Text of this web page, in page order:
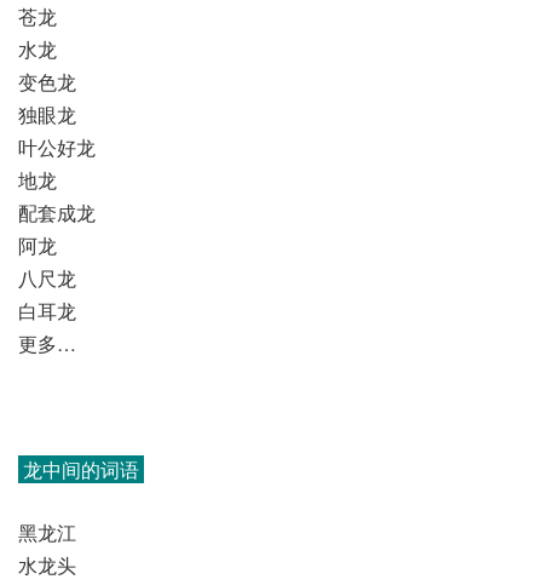
苍龙
水龙
变色龙
独眼龙
叶公好龙
地龙
配套成龙
阿龙
八尺龙
白耳龙
更多…
龙中间的词语
黑龙江
水龙头